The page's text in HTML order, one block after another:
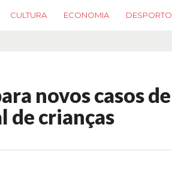
CULTURA ECONOMIA DESPORTO
novos casos de
de crianças